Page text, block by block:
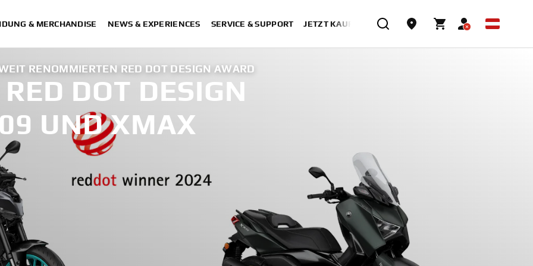
& MERCHANDISE NEWS & EXPERIENCES SERVICE & SUPPORT JETZT KAUFEN
RENOMMIERTEN RED DOT DESIGN AWARD
DOT DESIGN
UND XMAX